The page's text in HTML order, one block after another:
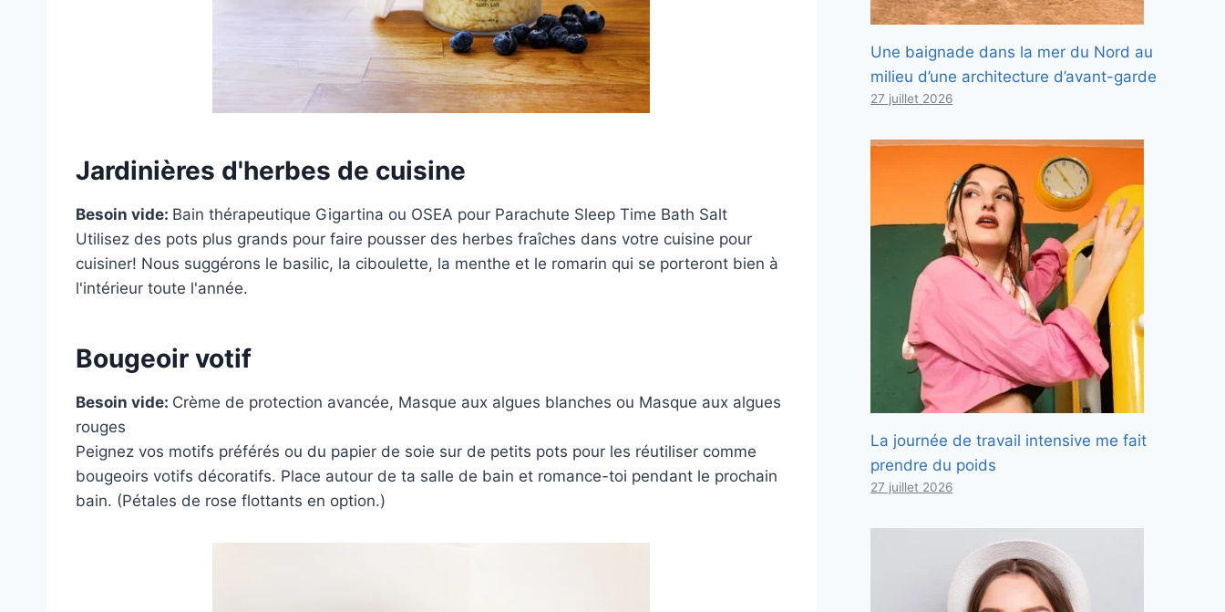
Jardinières d'herbes de cuisine
Besoin vide: Bain thérapeutique Gigartina ou OSEA pour Parachute Sleep Time Bath Salt
Utilisez des pots plus grands pour faire pousser des herbes fraîches dans votre cuisine pour
cuisiner! Nous suggérons le basilic, la ciboulette, la menthe et le romarin qui se porteront bien à
l'intérieur toute l'année.
Bougeoir votif
Besoin vide: Crème de protection avancée, Masque aux algues blanches ou Masque aux algues
rouges
Peignez vos motifs préférés ou du papier de soie sur de petits pots pour les réutiliser comme
bougeoirs votifs décoratifs. Place autour de ta salle de bain et romance-toi pendant le prochain
bain. (Pétales de rose flottants en option.)
Une baignade dans la mer du Nord au
milieu d’une architecture d’avant-garde
27 juillet 2026
La journée de travail intensive me fait
prendre du poids
27 juillet 2026